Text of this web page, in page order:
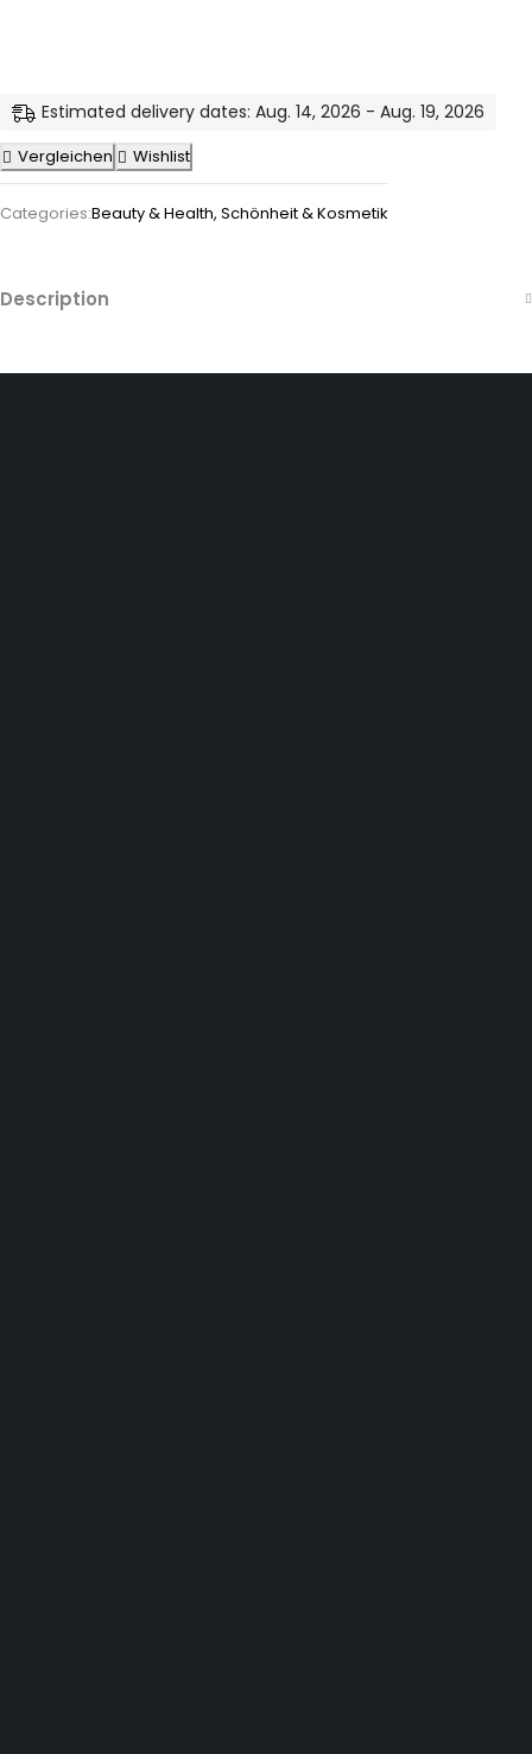
Estimated delivery dates: Aug. 14, 2026 - Aug. 19, 2026
Vergleichen Wishlist
Categories:Beauty & Health, Schönheit & Kosmetik
Description